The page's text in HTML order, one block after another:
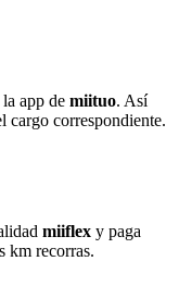
app de miituo. Así
cargo correspondiente.
miiflex y paga
km recorras.